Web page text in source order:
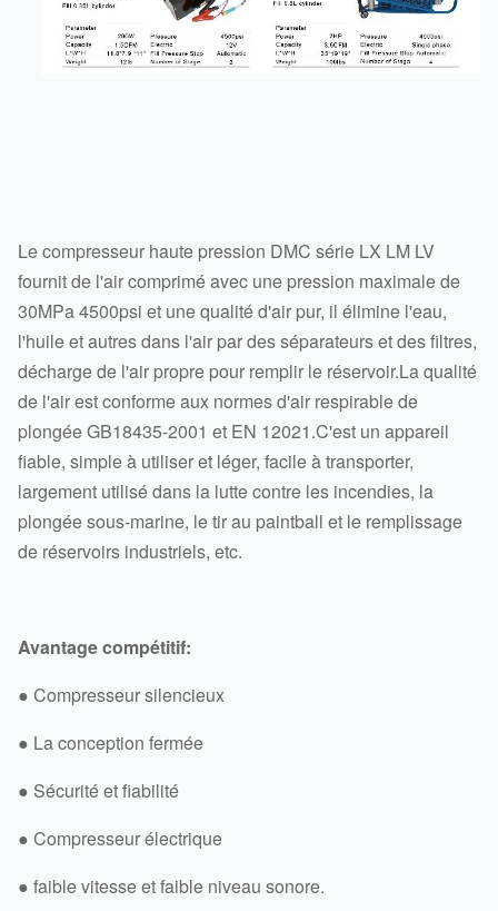
Le compresseur haute pression DMC série LX LM LV
fournit de l'air comprimé avec une pression maximale de
30MPa 4500psi et une qualité d'air pur, il élimine l'eau,
l'huile et autres dans l'air par des séparateurs et des filtres,
décharge de l'air propre pour remplir le réservoir.La qualité
de l'air est conforme aux normes d'air respirable de
plongée GB18435-2001 et EN 12021.C'est un appareil
fiable, simple à utiliser et léger, facile à transporter,
largement utilisé dans la lutte contre les incendies, la
plongée sous-marine, le tir au paintball et le remplissage
de réservoirs industriels, etc.
Avantage compétitif:
● Compresseur silencieux
● La conception fermée
● Sécurité et fiabilité
● Compresseur électrique
● faible vitesse et faible niveau sonore.